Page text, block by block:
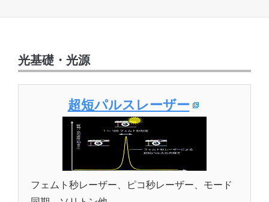
サービス
光基礎・光源
超短パルスレーザー
フェムト秒レーザー、ピコ秒レーザー、モード